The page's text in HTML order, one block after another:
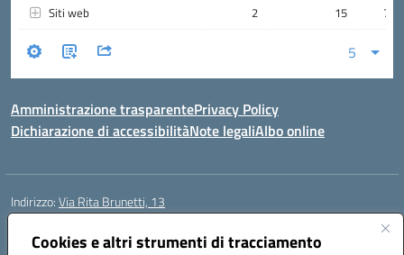
Cookies e altri strumenti di tracciamento
Amministrazione trasparentePrivacy Policy
Dichiarazione di accessibilitàNote legaliAlbo online
Indirizzo:Via Rita Brunetti, 13
Centralino:
Posta elettronica certificata (PEC):rmic8cw00p@pec.istruzione.it